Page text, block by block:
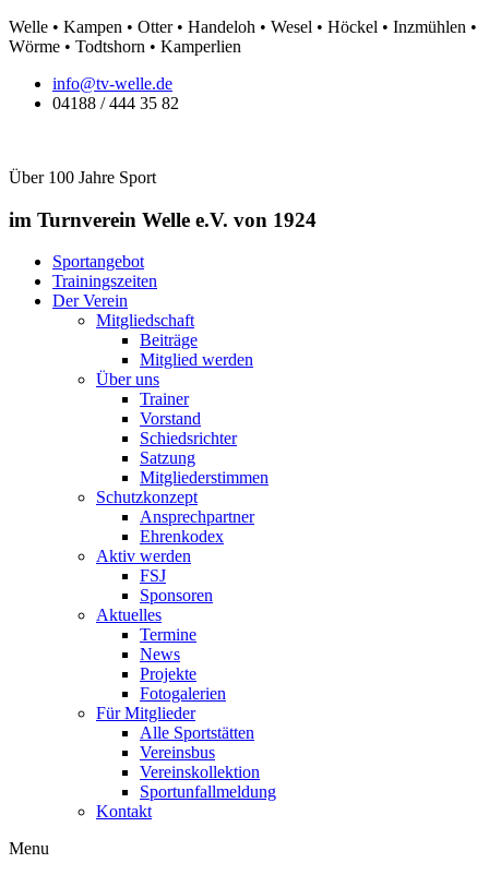
Zum
Inhalt
Welle • Kampen • Otter • Handeloh • Wesel • Höckel • Inzmühlen •
Wörme • Todtshorn • Kamperlien
info@tv-welle.de
04188 / 444 35 82
Über 100 Jahre Sport
im Turnverein Welle e.V. von 1924
Sportangebot
Trainingszeiten
Der Verein
Mitgliedschaft
Beiträge
Mitglied werden
Über uns
Trainer
Vorstand
Schiedsrichter
Satzung
Mitgliederstimmen
Schutzkonzept
Ansprechpartner
Ehrenkodex
Aktiv werden
FSJ
Sponsoren
Aktuelles
Termine
News
Projekte
Fotogalerien
Für Mitglieder
Alle Sportstätten
Vereinsbus
Vereinskollektion
Sportunfallmeldung
Kontakt
Flyout
Menu